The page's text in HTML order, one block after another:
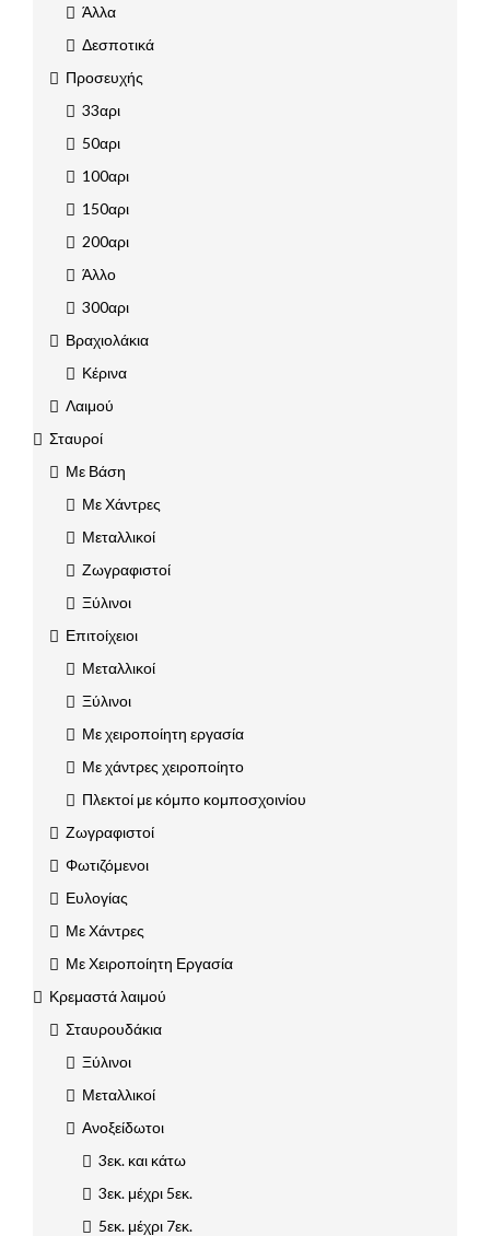
Άλλα
Δεσποτικά
Προσευχής
33αρι
50αρι
100αρι
150αρι
200αρι
Άλλο
300αρι
Βραχιολάκια
Κέρινα
Λαιμού
Σταυροί
Με Βάση
Με Χάντρες
Μεταλλικοί
Ζωγραφιστοί
Ξύλινοι
Επιτοίχειοι
Μεταλλικοί
Ξύλινοι
Με χειροποίητη εργασία
Με χάντρες χειροποίητο
Πλεκτοί με κόμπο κομποσχοινίου
Ζωγραφιστοί
Φωτιζόμενοι
Ευλογίας
Με Χάντρες
Με Χειροποίητη Εργασία
Κρεμαστά λαιμού
Σταυρουδάκια
Ξύλινοι
Μεταλλικοί
Ανοξείδωτοι
3εκ. και κάτω
3εκ. μέχρι 5εκ.
5εκ. μέχρι 7εκ.